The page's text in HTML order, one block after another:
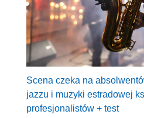
Scena czeka na
jazzu i muzyki estradowej
profesjonalistów + test